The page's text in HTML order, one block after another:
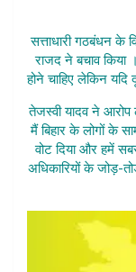
सत्ताधारी गठबंधन के
राजद ने बचाव किया
होने चाहिए लेकिन यदि
तेजस्वी यादव ने आरोप
मैं बिहार के लोगों के
वोट दिया और हमें
अधिकारियों के जोड़-